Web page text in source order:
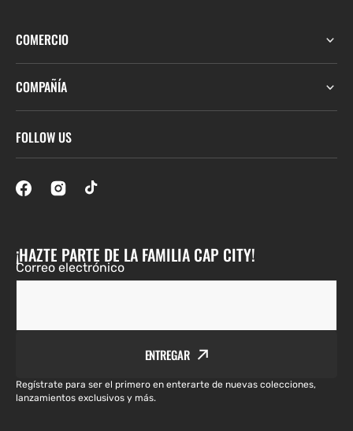
COMERCIO
COMPAÑÍA
FOLLOW US
¡HAZTE PARTE DE LA FAMILIA CAP CITY!
Correo electrónico
ENTREGAR
Regístrate para ser el primero en enterarte de nuevas colecciones,
lanzamientos exclusivos y más.